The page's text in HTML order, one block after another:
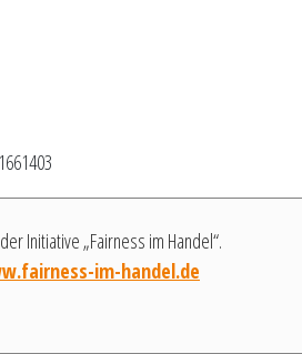
Initiative „Fairness im Handel“.
im-handel.de